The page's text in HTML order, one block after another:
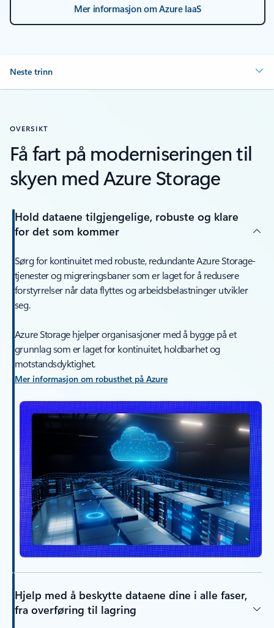
Mer informasjon om Azure IaaS
Neste trinn
OVERSIKT
Få fart på moderniseringen til
skyen med Azure Storage
Hold dataene tilgjengelige, robuste og klare
for det som kommer
Sørg for kontinuitet med robuste, redundante Azure Storage-
tjenester og migreringsbaner som er laget for å redusere
forstyrrelser når data flyttes og arbeidsbelastninger utvikler
seg.
Azure Storage hjelper organisasjoner med å bygge på et
grunnlag som er laget for kontinuitet, holdbarhet og
motstandsdyktighet.
Mer informasjon om robusthet på Azure
Hjelp med å beskytte dataene dine i alle faser,
fra overføring til lagring